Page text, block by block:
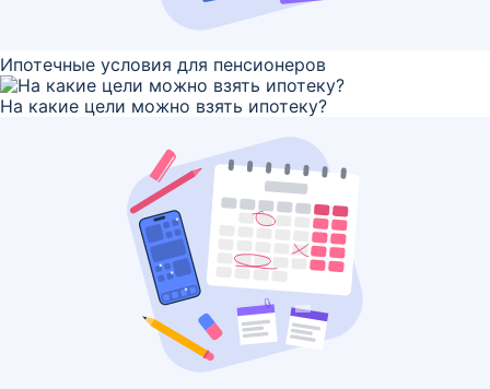
Ипотечные условия для пенсионеров
На какие цели можно взять ипотеку?